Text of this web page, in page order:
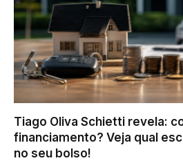
Tiago Oliva Schietti revela:
financiamento? Veja qual
no seu bolso!